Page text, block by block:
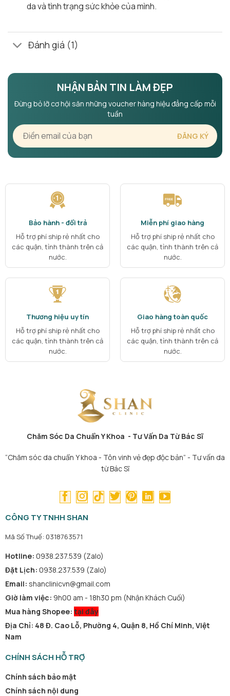
da và tình trạng sức khỏe của mình.
Đánh giá (1)
NHẬN BẢN TIN LÀM ĐẸP
Đừng bỏ lỡ cơ hội săn những voucher hàng hiệu đẳng cấp mỗi
tuần
Bảo hành - đổi trả
Hỗ trợ phí ship rẻ nhất cho
các quận, tỉnh thành trên cả
nước.
Miễn phí giao hàng
Hỗ trợ phí ship rẻ nhất cho
các quận, tỉnh thành trên cả
nước.
Thương hiệu uy tín
Hỗ trợ phí ship rẻ nhất cho
các quận, tỉnh thành trên cả
nước.
Giao hàng toàn quốc
Hỗ trợ phí ship rẻ nhất cho
các quận, tỉnh thành trên cả
nước.
Chăm Sóc Da Chuẩn Y Khoa - Tư Vấn Da Từ Bác Sĩ
“Chăm sóc da chuẩn Y khoa - Tôn vinh vẻ đẹp độc bản” - Tư vấn da
từ Bác Sĩ
CÔNG TY TNHH SHAN
Mã Số Thuế: 0318763571
Hotline: 0938.237.539 (Zalo)
Đặt Lịch: 0938.237.539 (Zalo)
Email: shanclinicvn@gmail.com
Giờ làm việc: 9h00 am - 18h30 pm (Nhận Khách Cuối)
Mua hàng Shopee: tại đây
Địa Chỉ: 48 Đ. Cao Lỗ, Phường 4, Quận 8, Hồ Chí Minh, Việt
Nam
CHÍNH SÁCH HỖ TRỢ
Chính sách bảo mật
Chính sách nội dung